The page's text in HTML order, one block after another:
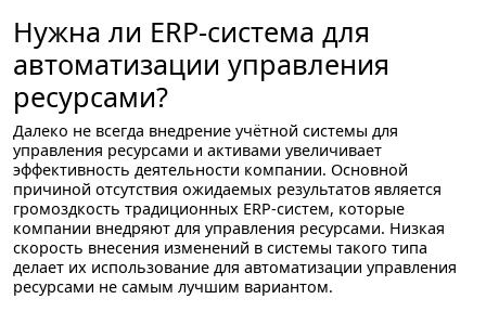
Нужна ли ERP-система для
автоматизации управления
ресурсами?
Далеко не всегда внедрение учётной системы для
управления ресурсами и активами увеличивает
эффективность деятельности компании. Основной
причиной отсутствия ожидаемых результатов является
громоздкость традиционных ERP-систем, которые
компании внедряют для управления ресурсами. Низкая
скорость внесения изменений в системы такого типа
делает их использование для автоматизации управления
ресурсами не самым лучшим вариантом.